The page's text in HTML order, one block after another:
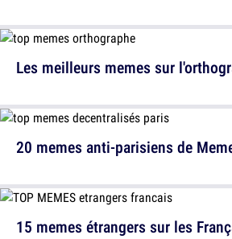
20 memes anti-parisiens de
Les meilleurs memes sur
15 memes étrangers sur les